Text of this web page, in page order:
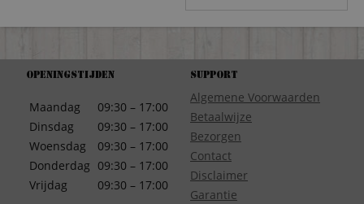
Openingstijden
Maandag
Dinsdag
Woensdag
Donderdag
Vrijdag
09:30 – 17:00
09:30 – 17:00
09:30 – 17:00
09:30 – 17:00
09:30 – 17:00
Support
Algemene Voorwaarden
Betaalwijze
Bezorgen
Contact
Disclaimer
Garantie